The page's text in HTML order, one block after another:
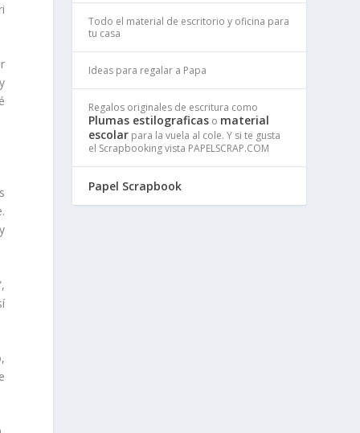
Todo el material de escritorio y oficina para
tu casa
Ideas para regalar a Papa
Regalos originales de escritura como
Plumas estilograficas o material
escolar para la vuela al cole. Y si te gusta
el Scrapbooking vista PAPELSCRAP.COM
Papel Scrapbook